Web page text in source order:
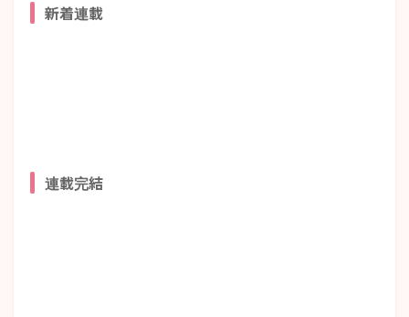
新着連載
連載完結